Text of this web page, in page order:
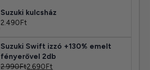
Suzuki kulcsház
2.490Ft
Suzuki Swift izzó +130% emelt
fényerővel 2db
2.990Ft2.690Ft